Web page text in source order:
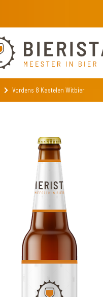
Vordens 8 Kastelen Witbier